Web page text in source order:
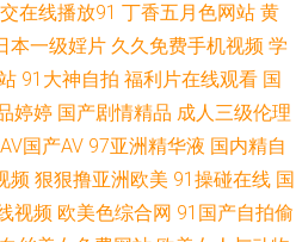
v福利导航 91福利是看爽片 AV午夜资源
91熟妇视频在线 国产51自拍 黄色免费
色在线 亚洲喷水 97超碰青青 豆花影院天
午夜伦理中文 97色婷婷 国产天天综合网
在线播放91 丁香五月色网站 黄
本一级婬片 久久免费手机视频 学
91大神自拍 福利片在线观看 国
婷婷 国产剧情精品 成人三级伦理
国产AV 97亚洲精华液 国内精自
频 狠狠撸亚洲欧美 91操碰在线 国
视频 欧美色综合网 91国产自拍偷